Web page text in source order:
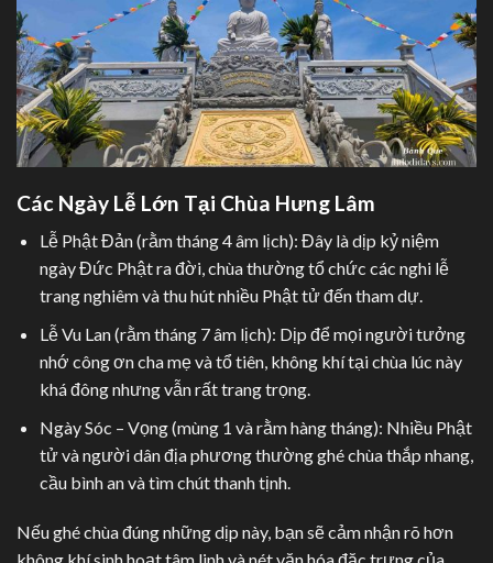
Các Ngày Lễ Lớn Tại Chùa Hưng Lâm
Lễ Phật Đản (rằm tháng 4 âm lịch): Đây là dịp kỷ niệm
ngày Đức Phật ra đời, chùa thường tổ chức các nghi lễ
trang nghiêm và thu hút nhiều Phật tử đến tham dự.
Lễ Vu Lan (rằm tháng 7 âm lịch): Dịp để mọi người tưởng
nhớ công ơn cha mẹ và tổ tiên, không khí tại chùa lúc này
khá đông nhưng vẫn rất trang trọng.
Ngày Sóc – Vọng (mùng 1 và rằm hàng tháng): Nhiều Phật
tử và người dân địa phương thường ghé chùa thắp nhang,
cầu bình an và tìm chút thanh tịnh.
Nếu ghé chùa đúng những dịp này, bạn sẽ cảm nhận rõ hơn